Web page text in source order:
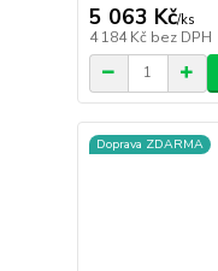
5 063 Kč/ks
4 184 Kč bez DPH
Doprava ZDARMA